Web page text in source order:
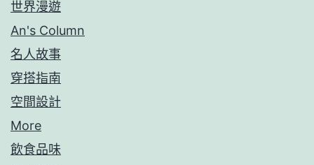
世界漫遊
An's Column
名人故事
穿搭指南
空間設計
More
飲食品味